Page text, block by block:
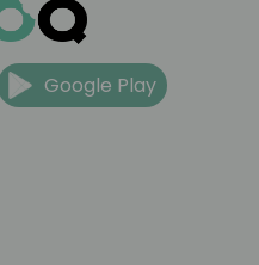
Google Play